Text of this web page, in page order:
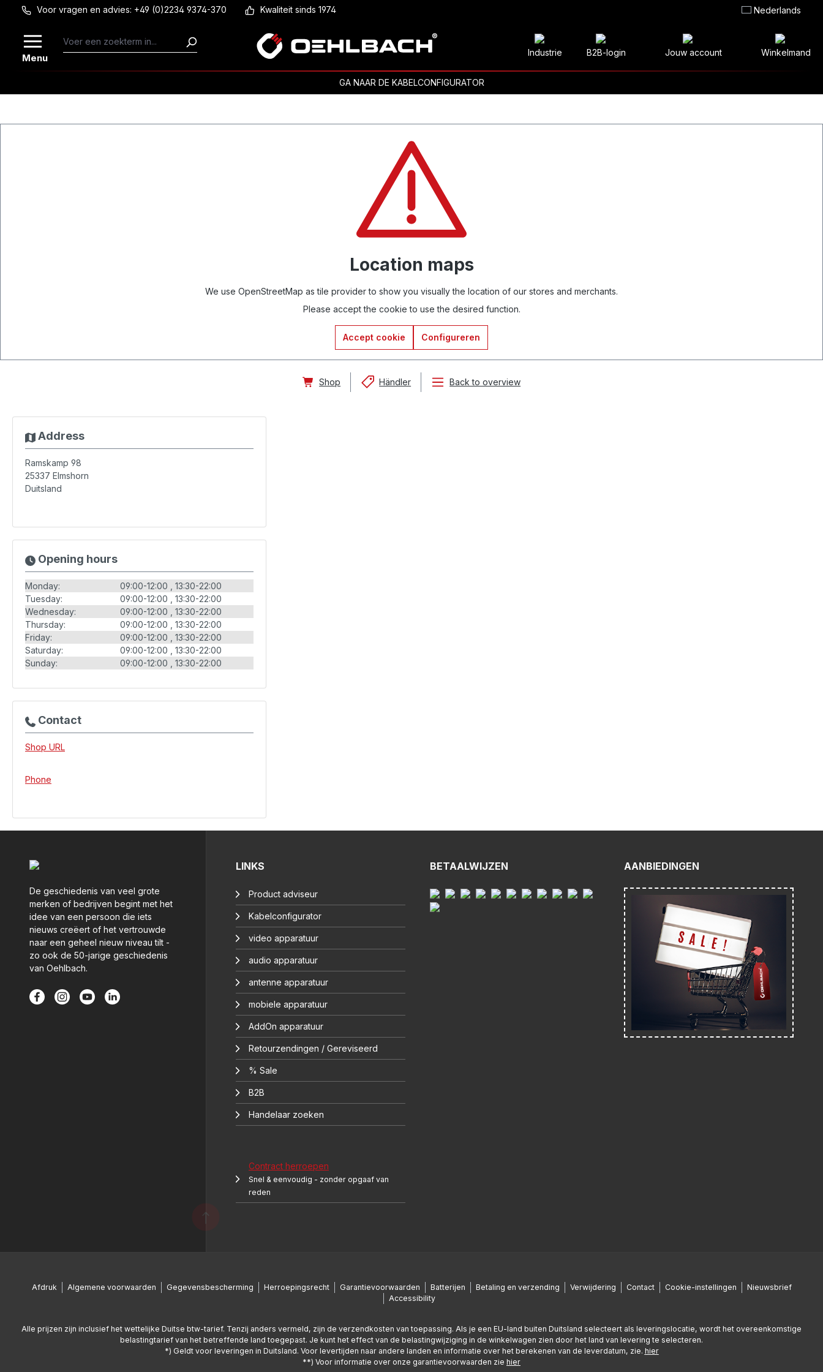
Ga naar de hoofdinhoud
Voor vragen en advies: +49 (0)2234 9374-370 Kwaliteit sinds 1974 Nederlands
Menu Industrie B2B-login Jouw account Winkelmand
GA NAAR DE KABELCONFIGURATOR
Location maps
We use OpenStreetMap as tile provider to show you visually the location of our stores and merchants.
Please accept the cookie to use the desired function.
Accept cookie Configureren
Shop Händler Back to overview
Address
Ramskamp 98
25337 Elmshorn
Duitsland
Opening hours
Monday: 09:00-12:00
13:30-22:00
Tuesday:
09:00-12:00
13:30-22:00
Wednesday:
09:00-12:00
13:30-22:00
Thursday:
09:00-12:00
13:30-22:00
Friday:
09:00-12:00
13:30-22:00
Saturday:
09:00-12:00
13:30-22:00
Sunday:
09:00-12:00 13:30-22:00
Contact
Shop URL
Phone
De geschiedenis van veel grote
merken of bedrijven begint met het
idee van een persoon die iets
nieuws creëert of het vertrouwde
naar een geheel nieuw niveau tilt -
zo ook de 50-jarige geschiedenis
van Oehlbach.
LINKS
Product adviseur
Kabelconfigurator
video apparatuur
audio apparatuur
antenne apparatuur
mobiele apparatuur
AddOn apparatuur
Retourzendingen / Gereviseerd
% Sale
B2B
Handelaar zoeken
Contract herroepen
Snel & eenvoudig - zonder opgaaf van
reden
BETAALWIJZEN AANBIEDINGEN
Afdruk Algemene voorwaarden Gegevensbescherming Herroepingsrecht Garantievoorwaarden Batterijen Betaling en verzending Verwijdering Contact Cookie-instellingen
Nieuwsbrief
Accessibility
Alle prijzen zijn inclusief het wettelijke Duitse btw-tarief. Tenzij anders vermeld, zijn de verzendkosten van toepassing. Als je een EU-land buiten Duitsland selecteert als leveringslocatie, wordt het overeenkomstige
belastingtarief van het betreffende land toegepast. Je kunt het effect van de belastingwijziging in de winkelwagen zien door het land van levering te selecteren.
*) Geldt voor leveringen in Duitsland. Voor levertijden naar andere landen en informatie over het berekenen van de leverdatum, zie. hier
**) Voor informatie over onze garantievoorwaarden zie hier